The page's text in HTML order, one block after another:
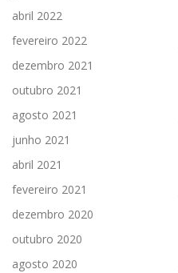
abril 2022
fevereiro 2022
dezembro 2021
outubro 2021
agosto 2021
junho 2021
abril 2021
fevereiro 2021
dezembro 2020
outubro 2020
agosto 2020